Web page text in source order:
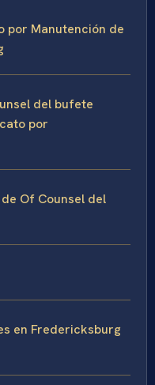
por Manutención de
del bufete
por
Of Counsel del
en Fredericksburg